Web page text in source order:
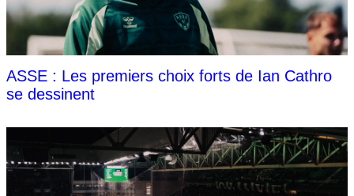
ASSE : Les premiers choix forts de Ian Cathro
se dessinent